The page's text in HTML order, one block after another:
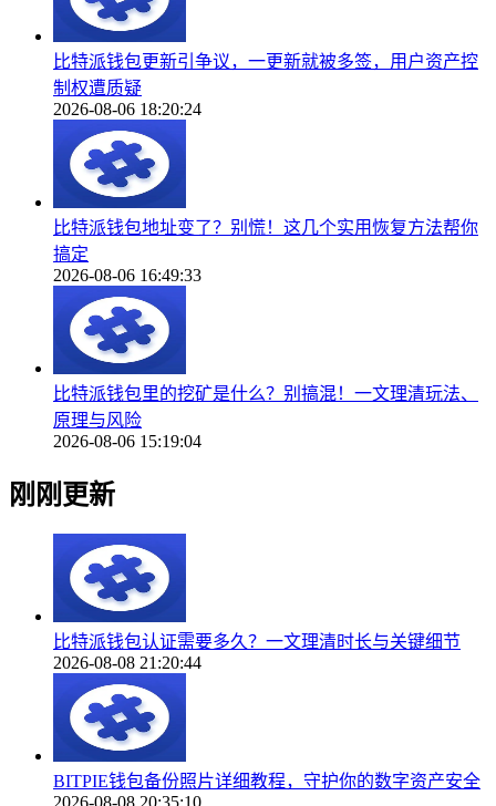
比特派钱包更新引争议，一更新就被多签，用户资产控
制权遭质疑
2026-08-06 18:20:24
比特派钱包地址变了？别慌！这几个实用恢复方法帮你
搞定
2026-08-06 16:49:33
比特派钱包里的挖矿是什么？别搞混！一文理清玩法、
原理与风险
2026-08-06 15:19:04
刚刚更新
比特派钱包认证需要多久？一文理清时长与关键细节
2026-08-08 21:20:44
BITPIE钱包备份照片详细教程，守护你的数字资产安全